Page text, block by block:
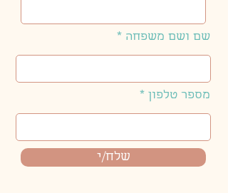
שם ושם משפחה
מספר טלפון
שלח/י